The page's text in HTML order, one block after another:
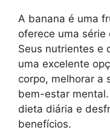
A banana é uma
oferece uma
Seus nutrientes e
uma excelente
corpo, melhorar a
bem-estar
dieta diária e
benefícios.